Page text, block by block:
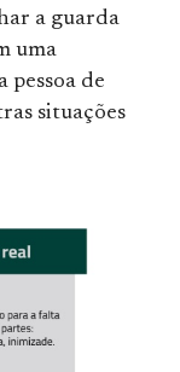
a guarda
uma
pessoa de
situações